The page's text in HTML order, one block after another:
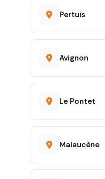
Pertuis
Avignon
Le Pontet
Malaucène